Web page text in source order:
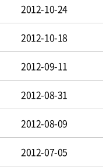
2012-10-24
2012-10-18
2012-09-11
2012-08-31
2012-08-09
2012-07-05